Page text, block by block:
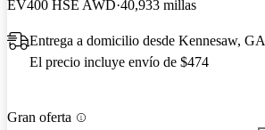
EV400 HSE AWD 40,933 millas
Entrega a domicilio desde Kennesaw, GA
El precio incluye envío de $474
Gran oferta